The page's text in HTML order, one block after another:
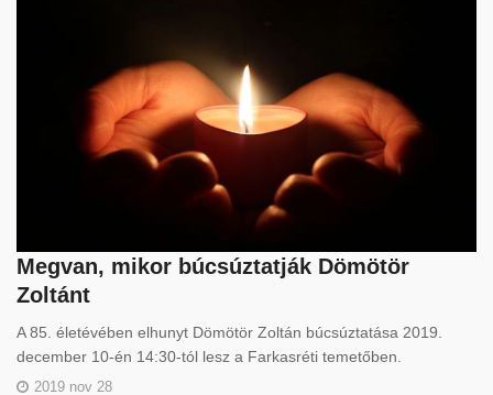
Megvan, mikor búcsúztatják Dömötör
Zoltánt
A 85. életévében elhunyt Dömötör Zoltán búcsúztatása 2019.
december 10-én 14:30-tól lesz a Farkasréti temetőben.
2019 nov 28